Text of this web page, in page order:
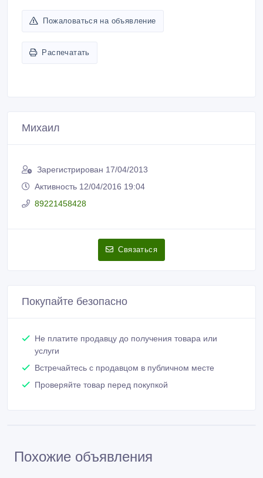
Пожаловаться на объявление
Распечатать
Михаил
Зарегистрирован 17/04/2013
Активность 12/04/2016 19:04
89221458428
Связаться
Покупайте безопасно
Не платите продавцу до получения товара или
услуги
Встречайтесь с продавцом в публичном месте
Проверяйте товар перед покупкой
Похожие объявления